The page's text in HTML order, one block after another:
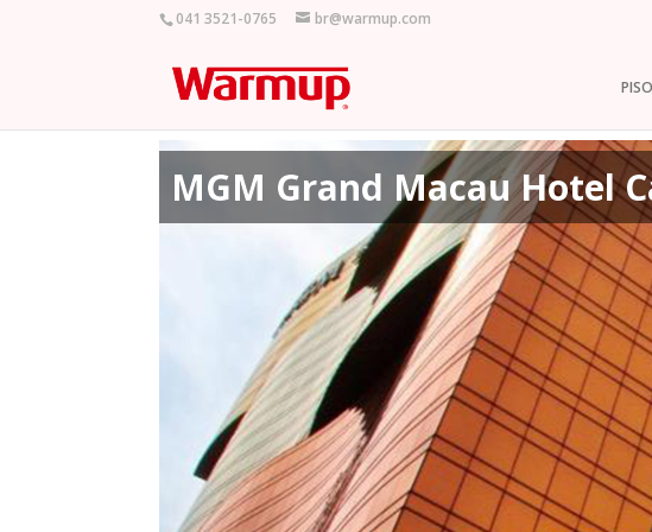
041 3521-0765 br@warmup.com
MGM Grand Macau Hotel